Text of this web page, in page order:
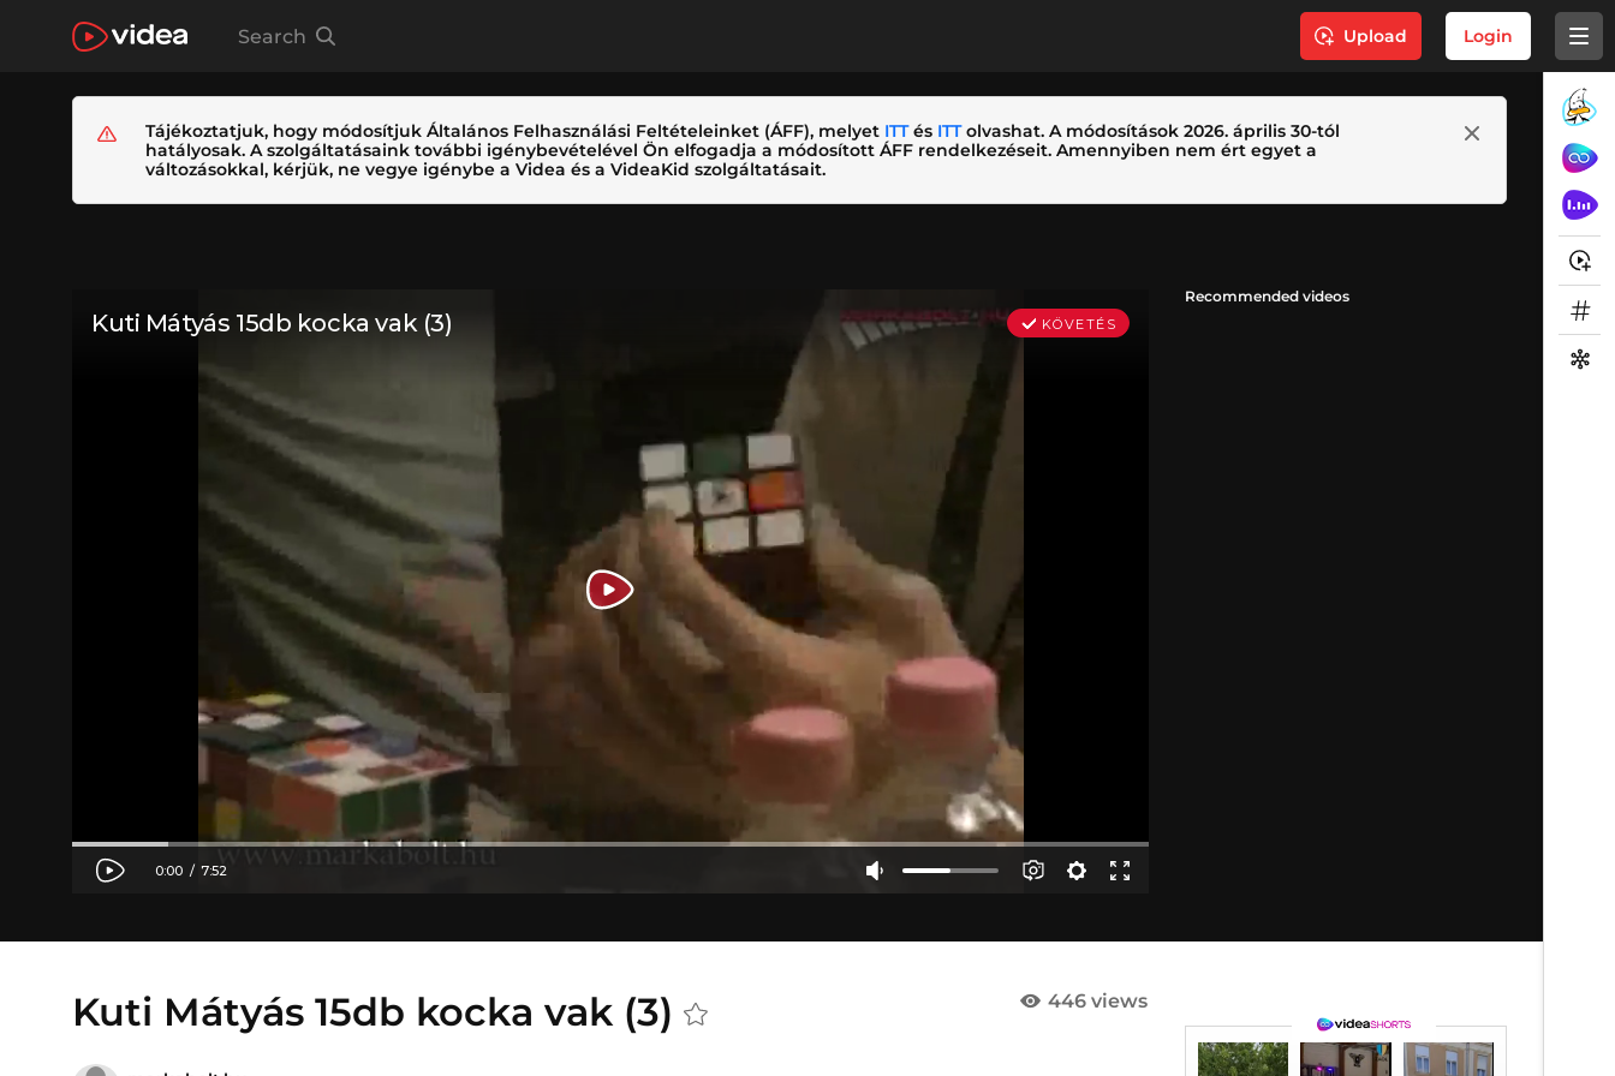
Search Upload Login
Tájékoztatjuk, hogy módosítjuk Általános Felhasználási Feltételeinket (ÁFF), melyet ITTés ITTolvashat. A módosítások 2026. április 30-tól
hatályosak. A szolgáltatásaink további igénybevételével Ön elfogadja a módosított ÁFF rendelkezéseit. Amennyiben nem ért egyet a
változásokkal, kérjük, ne vegye igénybe a Videa és a VideaKid szolgáltatásait.
Recommended videos
Kuti Mátyás 15db kocka vak (3) 446 views